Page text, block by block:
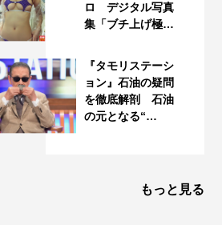
ロ デジタル写真
集「ブチ上げ極…
『タモリステーシ
ョン』石油の疑問
を徹底解剖 石油
の元となる“…
もっと見る